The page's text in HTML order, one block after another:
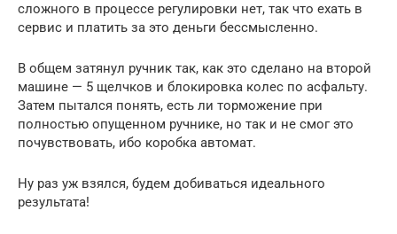
сложного в процессе регулировки нет, так что ехать в
сервис и платить за это деньги бессмысленно.
В общем затянул ручник так, как это сделано на второй
машине — 5 щелчков и блокировка колес по асфальту.
Затем пытался понять, есть ли торможение при
полностью опущенном ручнике, но так и не смог это
почувствовать, ибо коробка автомат.
Ну раз уж взялся, будем добиваться идеального
результата!